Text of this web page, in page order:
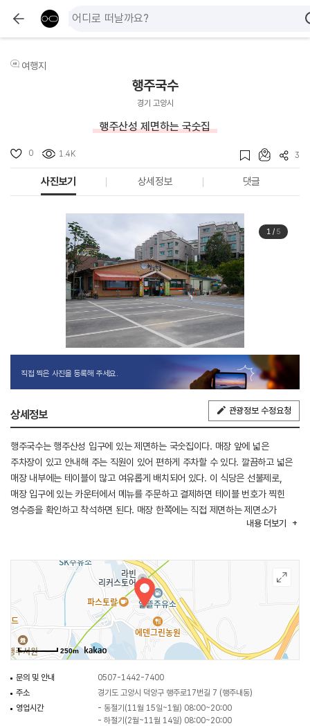
여행지
행주국수
경기 고양시
행주산성 제면하는 국숫집
0 1.4K 3
사진보기 상세정보 댓글
1/ 5
직접 찍은 사진을 등록해 주세요.
상세정보 관광정보 수정요청
행주국수는 행주산성 입구에 있는 제면하는 국숫집이다. 매장 앞에 넓은
주차장이 있고 안내해 주는 직원이 있어 편하게 주차할 수 있다. 깔끔하고 넓은
매장 내부에는 테이블이 많고 여유롭게 배치되어 있다. 이 식당은 선불제로,
매장 입구에 있는 카운터에서 메뉴를 주문하고 결제하면 테이블 번호가 찍힌
영수증을 확인하고 착석하면 된다. 매장 한쪽에는 직접 제면하는 제면소가
있으며 그 옆에 식기와 집기류, 물, 육수를 이용할 수 있는 셀프바가 준비되어
제공된다. 항상 대기가 많은 편이지만, 테이블 회전율이 높아 대기 시 오래
기다리지 않아도 된다.
내용 더보기
250m
문의 및 안내
0507-1442-7400
주소
경기도 고양시 덕양구 행주로17번길 7 (행주내동)
영업시간
- 동절기(11월 15일~1월) 08:00~20:00
- 하절기(2월~11월 14일) 08:00~20:00